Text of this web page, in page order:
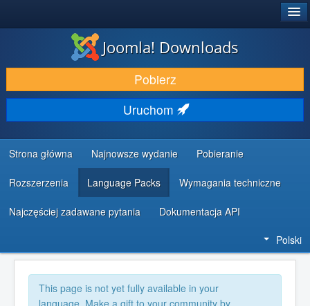
DODATKI I ROZSZERZENIA
ODKRYJ & POZNAJ
SPOŁECZNOŚĆ & WSPARCIE
ZASOBY DLA PROGRAMISTÓW
Joomla! Downloads
Pobierz
Uruchom
Strona główna Najnowsze wydanie Pobieranie
Rozszerzenia Language Packs Wymagania techniczne
Najczęściej zadawane pytania Dokumentacja API
Polski
This page is not yet fully available in your
language. Make a gift to your community by